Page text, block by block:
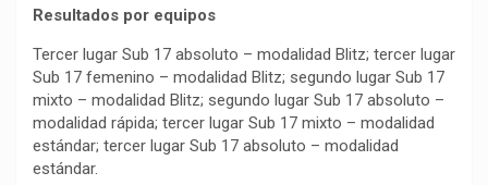
Resultados por equipos
Tercer lugar Sub 17 absoluto – modalidad Blitz; tercer lugar
Sub 17 femenino – modalidad Blitz; segundo lugar Sub 17
mixto – modalidad Blitz; segundo lugar Sub 17 absoluto –
modalidad rápida; tercer lugar Sub 17 mixto – modalidad
estándar; tercer lugar Sub 17 absoluto – modalidad
estándar.